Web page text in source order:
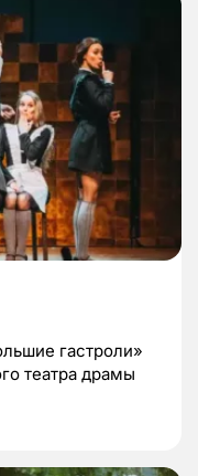
гастроли»
театра драмы